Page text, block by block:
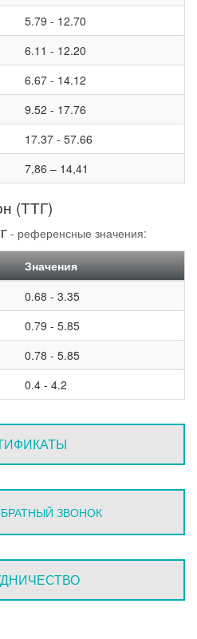
5.79 - 12.70
6.11 - 12.20
6.67 - 14.12
9.52 - 17.76
17.37 - 57.66
7,86 – 14,41
(ТТГ)
- референсные значения:
Значения
0.68 - 3.35
0.79 - 5.85
0.78 - 5.85
0.4 - 4.2
ЗВОНОК